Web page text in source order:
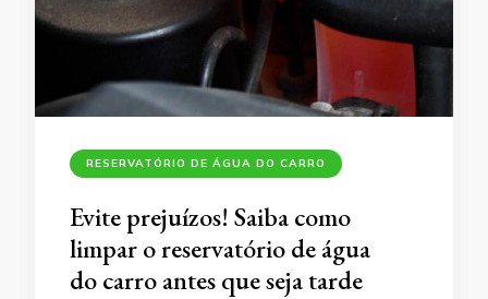
RESERVATÓRIO DE ÁGUA DO CARRO
Evite prejuízos! Saiba como
limpar o reservatório de água
do carro antes que seja tarde